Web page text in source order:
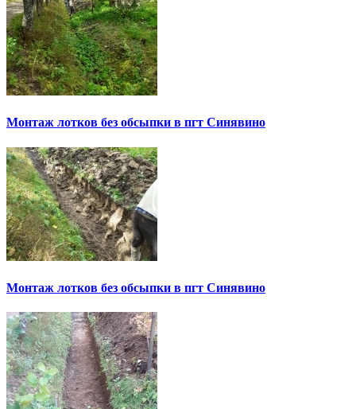
Монтаж лотков без обсыпки в пгт Синявино
Монтаж лотков без обсыпки в пгт Синявино